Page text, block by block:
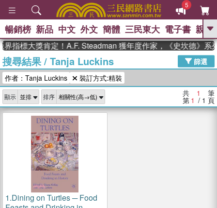
5
GO
熱搜： The Odyssey 、
父親節 、 如果歷史是一群喵 、 暑期
推薦 、 國際布克獎 臺灣漫遊錄
念華 、 台灣的李登輝時代 、 數學女
孩：黎曼猜想
偉大的迷走神經
暢銷榜 新品 中文 外文 簡體 三民東大 電子書 親子
指標大獎肯定！A.F. Steadman 獲年度作家，《史坎德》系
搜尋結果/ Tanja Luckins
篩選
作者：Tanja Luckins
裝訂方式:精裝
顯示 排序 共 1 筆
第 1 / 1 頁
1.Dining on Turtles ─ Food